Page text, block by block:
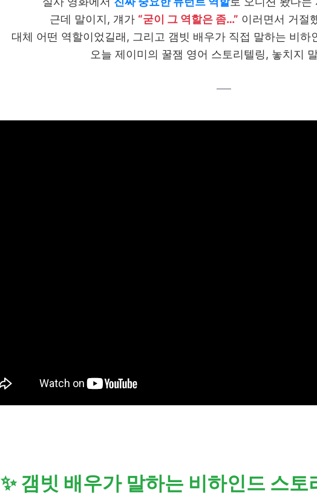
근데 말이지, 걔가 “굳이 그 역할은 좀…” 이러면서 거절
대체 어떤 역할이었길래, 그리고 갬빗 배우가 직접 말하는 비하
오늘 제이미의 꿀잼 영어 스토리텔링, 놓치지
–––
✨ 갬빗 배우가 말하는 비하인드 스